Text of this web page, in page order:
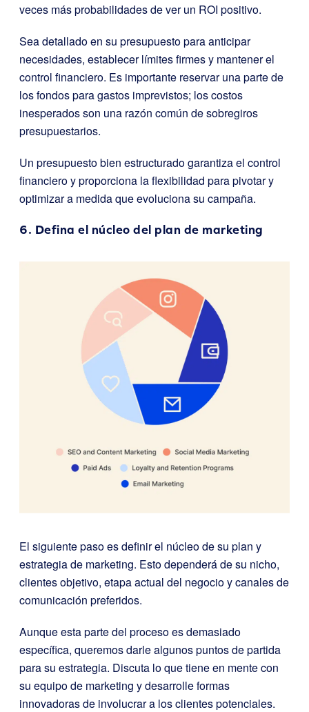
veces más probabilidades de ver un ROI positivo.
Sea detallado en su presupuesto para anticipar
necesidades, establecer límites firmes y mantener el
control financiero. Es importante reservar una parte de
los fondos para gastos imprevistos; los costos
inesperados son una razón común de sobregiros
presupuestarios.
Un presupuesto bien estructurado garantiza el control
financiero y proporciona la flexibilidad para pivotar y
optimizar a medida que evoluciona su campaña.
6. Defina el núcleo del plan de marketing
El siguiente paso es definir el núcleo de su plan y
estrategia de marketing. Esto dependerá de su nicho,
clientes objetivo, etapa actual del negocio y canales de
comunicación preferidos.
Aunque esta parte del proceso es demasiado
específica, queremos darle algunos puntos de partida
para su estrategia. Discuta lo que tiene en mente con
su equipo de marketing y desarrolle formas
innovadoras de involucrar a los clientes potenciales.